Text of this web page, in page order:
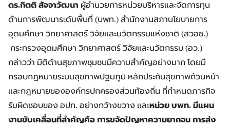
ดร.กิตติ สัจจาวัฒนา ผู้อำนวยการหน่วยบริหารและจัดการทุน
ด้านการพัฒนาระดับพื้นที่ (บพท.) สำนักงานสภานโยบายการ
อุดมศึกษา วิทยาศาสตร์ วิจัยและนวัตกรรมแห่งชาติ (สวอช.)
กระทรวงอุดมศึกษา วิทยาศาสตร์ วิจัยและนวัตกรรม (อว.)
กล่าวว่า มิติด้านสุขภาพชุมชนมีความสำคัญอย่างมาก โดยมี
กรอบกฎหมายระบบสุขภาพปฐมภูมิ หลักประกันสุขภาพถ้วนหน้า
และกฎหมายขององค์กรปกครองส่วนท้องถิ่น ที่กำหนดภารกิจ
รับผิดชอบของ อปท. อย่างกว้างขวาง และหน่วย บพท. มีแผน
งานขับเคลื่อนที่สำคัญคือ การขจัดปัญหาความยากจน การส่ง